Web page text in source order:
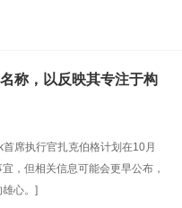
称，以反映其专注于构
席执行官扎克伯格计划在10月
，但相关信息可能会更早公布，
心。]